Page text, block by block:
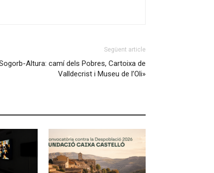
Següent article
Altura: camí dels Pobres, Cartoixa de
Valldecrist i Museu de l’Oli»